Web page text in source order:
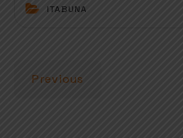
t
p
e
o
ITABUNA
Previous